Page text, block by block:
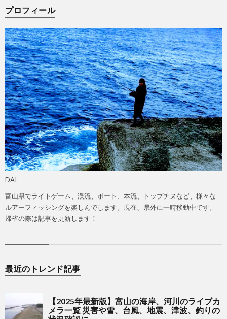
プロフィール
DAI
富山県でライトゲーム、渓流、ボート、本流、トップチヌなど、様々な
ルアーフィッシングを楽しんでします。現在、県外に一時移動中です。
帰省の際は記事を更新します！
最近のトレンド記事